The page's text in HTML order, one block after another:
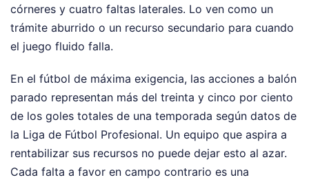
córneres y cuatro faltas laterales. Lo ven como un
trámite aburrido o un recurso secundario para cuando
el juego fluido falla.
En el fútbol de máxima exigencia, las acciones a balón
parado representan más del treinta y cinco por ciento
de los goles totales de una temporada según datos de
la Liga de Fútbol Profesional. Un equipo que aspira a
rentabilizar sus recursos no puede dejar esto al azar.
Cada falta a favor en campo contrario es una